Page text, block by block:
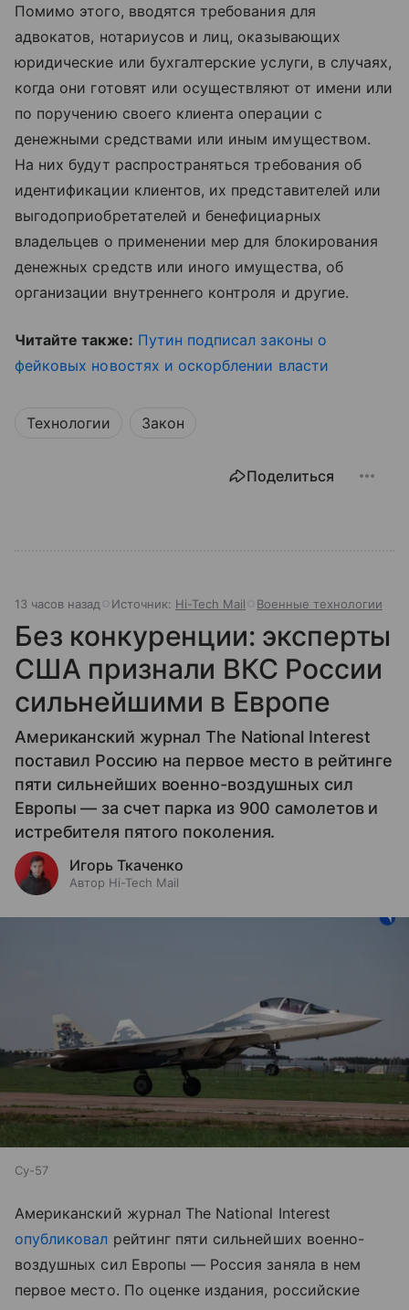
Помимо этого, вводятся требования для
адвокатов, нотариусов и лиц, оказывающих
юридические или бухгалтерские услуги, в случаях,
когда они готовят или осуществляют от имени или
по поручению своего клиента операции с
денежными средствами или иным имуществом.
На них будут распространяться требования об
идентификации клиентов, их представителей или
выгодоприобретателей и бенефициарных
владельцев о применении мер для блокирования
денежных средств или иного имущества, об
организации внутреннего контроля и другие.
Читайте также: Путин подписал законы о
фейковых новостях и оскорблении власти
Технологии Закон
Поделиться
13 часов назад Источник: Hi-Tech Mail Военные технологии
Без конкуренции: эксперты
США признали ВКС России
сильнейшими в Европе
Американский журнал The National Interest
поставил Россию на первое место в рейтинге
пяти сильнейших военно-воздушных сил
Европы — за счет парка из 900 самолетов и
истребителя пятого поколения.
Игорь Ткаченко
Автор Hi-Tech Mail
Су-57
Американский журнал The National Interest
опубликовал рейтинг пяти сильнейших военно-
воздушных сил Европы — Россия заняла в нем
первое место. По оценке издания, российские